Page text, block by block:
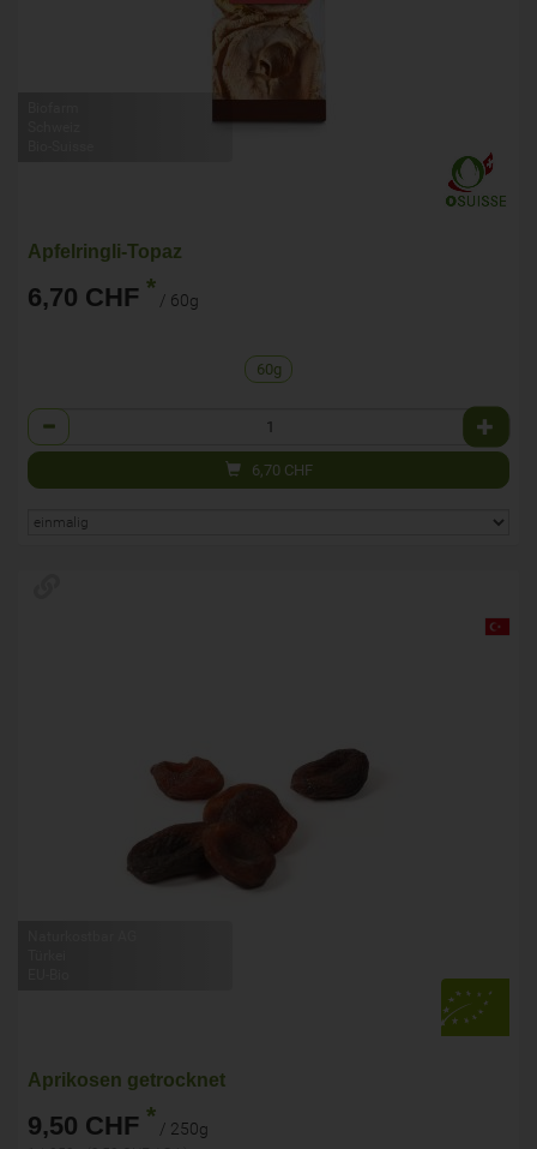
Apfelringli-Topaz
6,70 CHF * / 60g
60g
Anzahl
6,70 CHF
Aprikosen getrocknet
9,50 CHF * / 250g